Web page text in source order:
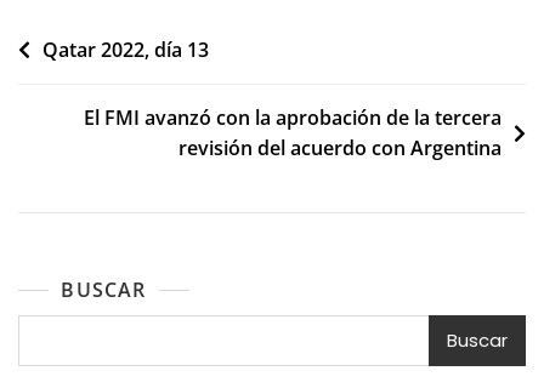
Navegación
entradas
Qatar 2022, día 13
El FMI avanzó con la aprobación de la tercera
revisión del acuerdo con Argentina
BUSCAR
Buscar